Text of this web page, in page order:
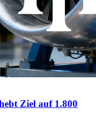
Ziel auf 1.800